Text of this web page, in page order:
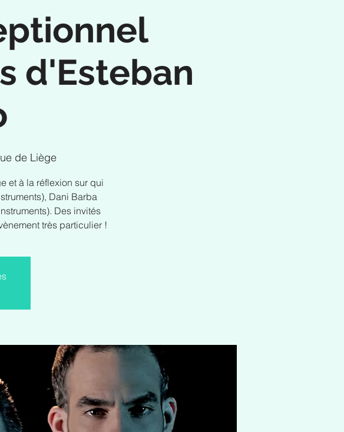
d'Esteban
de Liège
et à la réflexion sur qui
Dani Barba
Des invités
très particulier !